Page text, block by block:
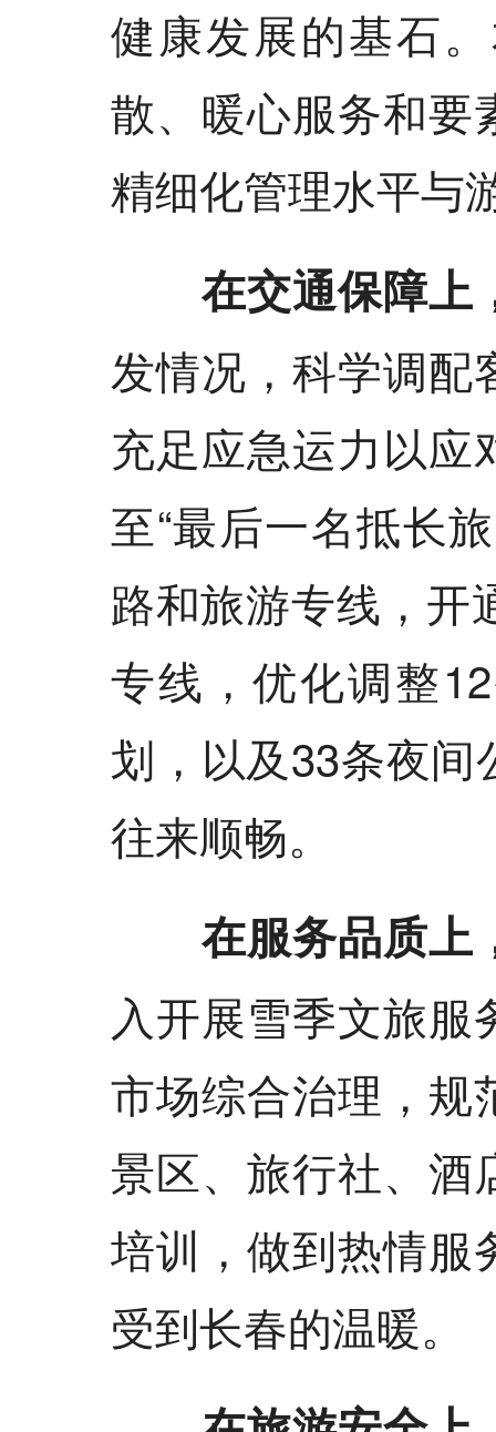
健康发展的基石
散、暖心服务和要
精细化管理水平与
在交通保障上
发情况，科学调配
充足应急运力以应
至“最后一名抵长
路和旅游专线，开
专线，优化调整
划，以及33条夜
往来顺畅。
在服务品质上
入开展雪季文旅
市场综合治理，规
景区、旅行社、酒
培训，做到热情服
受到长春的温暖。